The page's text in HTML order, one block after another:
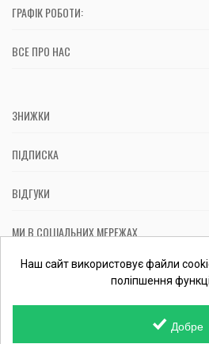
ГРАФІК РОБОТИ:
ВСЕ ПРО НАС
ЗНИЖКИ
ПІДПИСКА
ВІДГУКИ
МИ В СОЦІАЛЬНИХ МЕРЕЖАХ
Вас обслуговує: ФОП Косташ С.І.,
0000 057597 від
Наш сайт використовує файли
поліпшення
Добре